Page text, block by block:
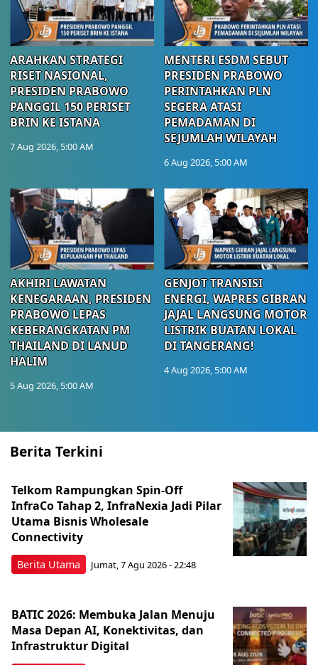
ARAHKAN STRATEGI
RISET NASIONAL,
PRESIDEN PRABOWO
PANGGIL 150 PERISET
BRIN KE ISTANA
7 Aug 2026, 5:00 AM
MENTERI ESDM SEBUT
PRESIDEN PRABOWO
PERINTAHKAN PLN
SEGERA ATASI
PEMADAMAN DI
SEJUMLAH WILAYAH
6 Aug 2026, 5:00 AM
AKHIRI LAWATAN
KENEGARAAN, PRESIDEN
PRABOWO LEPAS
KEBERANGKATAN PM
THAILAND DI LANUD
HALIM
5 Aug 2026, 5:00 AM
GENJOT TRANSISI
ENERGI, WAPRES GIBRAN
JAJAL LANGSUNG MOTOR
LISTRIK BUATAN LOKAL
DI TANGERANG!
4 Aug 2026, 5:00 AM
Berita Terkini
Berita Utama
Telkom Rampungkan Spin-Off
InfraCo Tahap 2, InfraNexia Jadi Pilar
Utama Bisnis Wholesale
Connectivity
Jumat, 7 Agu 2026 - 22:48
BATIC 2026: Membuka Jalan Menuju
Masa Depan AI, Konektivitas, dan
Infrastruktur Digital